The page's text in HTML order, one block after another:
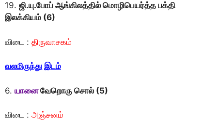
19. ஜி.யு.போப் ஆங்கிலத்தில் மொழிபெயர்த்த பக்தி
இலக்கியம் (6)
விடை : திருவாசகம்
வலமிருந்து இடம்
6. யானைவேறொரு சொல் (5)
விடை : அஞ்சனம்